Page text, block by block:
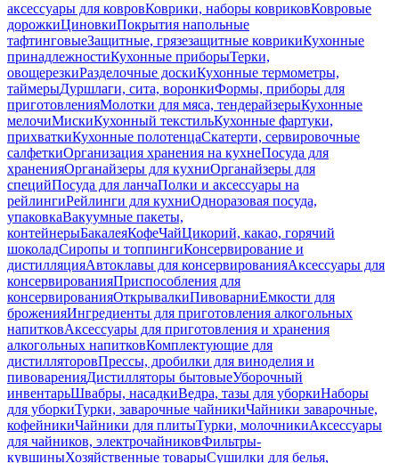
аксессуары для ковровКоврики, наборы ковриковКовровые
дорожкиЦиновкиПокрытия напольные
тафтинговыеЗащитные, грязезащитные коврикиКухонные
принадлежностиКухонные приборыТерки,
овощерезкиРазделочные доскиКухонные термометры,
таймерыДуршлаги, сита, воронкиФормы, приборы для
приготовленияМолотки для мяса, тендерайзерыКухонные
мелочиМискиКухонный текстильКухонные фартуки,
прихваткиКухонные полотенцаСкатерти, сервировочные
салфеткиОрганизация хранения на кухнеПосуда для
храненияОрганайзеры для кухниОрганайзеры для
специйПосуда для ланчаПолки и аксессуары на
рейлингиРейлинги для кухниОдноразовая посуда,
упаковкаВакуумные пакеты,
контейнерыБакалеяКофеЧайЦикорий, какао, горячий
шоколадСиропы и топпингиКонсервирование и
дистилляцияАвтоклавы для консервированияАксессуары для
консервированияПриспособления для
консервированияОткрывалкиПивоварниЕмкости для
броженияИнгредиенты для приготовления алкогольных
напитковАксессуары для приготовления и хранения
алкогольных напитковКомплектующие для
дистилляторовПрессы, дробилки для виноделия и
пивоваренияДистилляторы бытовыеУборочный
инвентарьШвабры, насадкиВедра, тазы для уборкиНаборы
для уборкиТурки, заварочные чайникиЧайники заварочные,
кофейникиЧайники для плитыТурки, молочникиАксессуары
для чайников, электрочайниковФильтры-
кувшиныХозяйственные товарыСушилки для белья,